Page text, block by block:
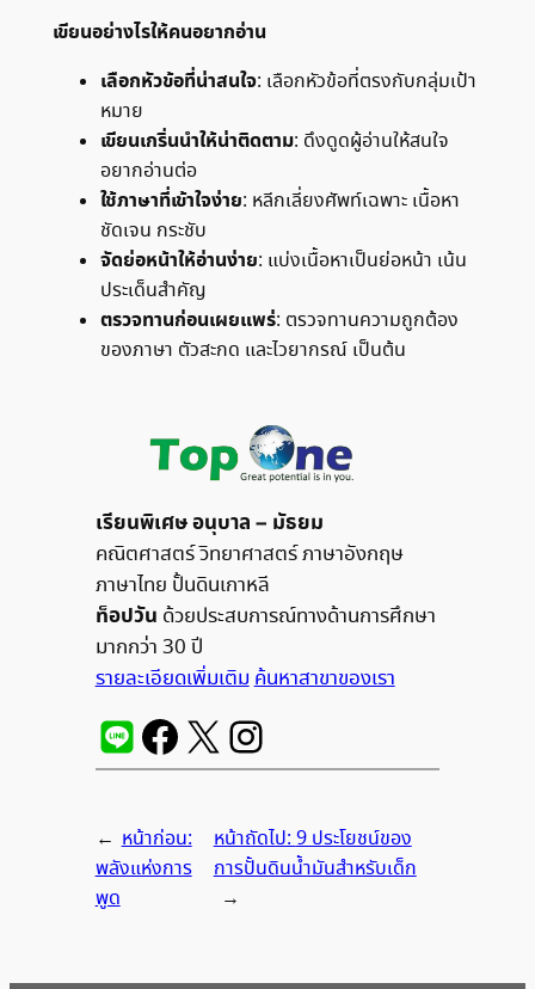
เขียนอย่างไรให้คนอยากอ่าน
เลือกหัวข้อที่น่าสนใจ: เลือกหัวข้อที่ตรงกับกลุ่มเป้า
หมาย
เขียนเกริ่นนำให้น่าติดตาม: ดึงดูดผู้อ่านให้สนใจ
อยากอ่านต่อ
ใช้ภาษาที่เข้าใจง่าย: หลีกเลี่ยงศัพท์เฉพาะ เนื้อหา
ชัดเจน กระชับ
จัดย่อหน้าให้อ่านง่าย: แบ่งเนื้อหาเป็นย่อหน้า เน้น
ประเด็นสำคัญ
ตรวจทานก่อนเผยแพร่: ตรวจทานความถูกต้อง
ของภาษา ตัวสะกด และไวยากรณ์ เป็นต้น
เรียนพิเศษ อนุบาล – มัธยม
คณิตศาสตร์ วิทยาศาสตร์ ภาษาอังกฤษ
ภาษาไทย ปั้นดินเกาหลี
ท็อปวัน ด้วยประสบการณ์ทางด้านการศึกษา
มากกว่า 30 ปี
รายละเอียดเพิ่มเติมค้นหาสาขาของเรา
← หน้าก่อน:
พลังแห่งการ
พูด
หน้าถัดไป:9 ประโยชน์ของ
การปั้นดินน้ำมันสำหรับเด็ก
→